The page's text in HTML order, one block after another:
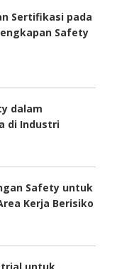
Sertifikasi pada
Safety
dalam
di Industri
Safety untuk
Kerja Berisiko